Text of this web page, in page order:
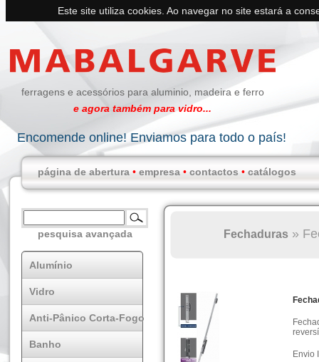
Este site utiliza cookies. Ao navegar no site estará a
ferragens e acessórios para aluminio, madeira e ferro
e agora também para vidro...
Encomende online! Enviamos para todo o país!
página de abertura • empresa • contactos • catálogos
pesquisa avançada
Alumínio
Vidro
Anti-Pânico Corta-Fogo
Banho
Fechaduras »
Envio